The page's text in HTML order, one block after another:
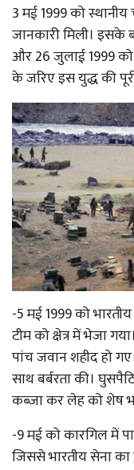
3 मई 1999 को
जानकारी मिली।
और 26 जुलाई 1999 को
के जरिए इस युद्ध की
-5 मई 1999 को
टीम को क्षेत्र में भेजा
पांच जवान शहीद हो
साथ बर्बरता की।
कब्जा कर लेह को शेष
-9 मई को कारगिल में
जिससे भारतीय सेना का